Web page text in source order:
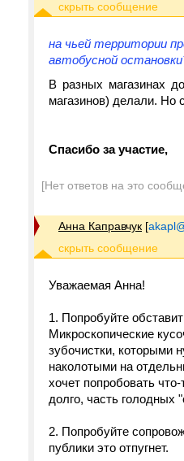
на чьей территории
автобусной
В разных магазинах
магазинов) делали. Но
Спасибо за участие,
[Нет ответов на это
Анна Каправчук [
Уважаемая Анна!
1. Попробуйте
Микроскопические
зубочистки, которыми
наколотыми на
хочет попробовать
долго, часть голодных
2. Попробуйте
публики это отпугнет.